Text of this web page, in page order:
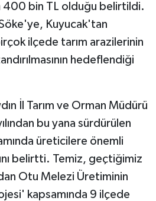
400 bin TL olduğu belirtildi.
Kuyucak'tan
ilçede tarım arazilerinin
hedeflendiği
İl Tarım ve Orman Müdürü
bu yana sürdürülen
üreticilere önemli
belirtti. Temiz, geçtiğimiz
Otu Melezi Üretiminin
kapsamında 9 ilçede